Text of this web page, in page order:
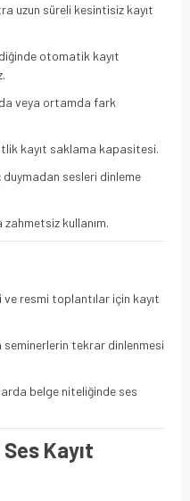
uzun süreli kesintisiz kayıt
otomatik kayıt
veya ortamda fark
kayıt saklama kapasitesi.
sesleri dinleme
kullanım.
resmi toplantılar için kayıt
seminerlerin tekrar dinlenmesi
belge niteliğinde ses
Kayıt